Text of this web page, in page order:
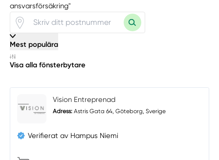
ansvarsförsäkring"
Mest populära
Visa alla fönsterbytare
Vision Entreprenad
Adress: Astris Gata 64, Göteborg, Sverige
Verifierat av Hampus Niemi